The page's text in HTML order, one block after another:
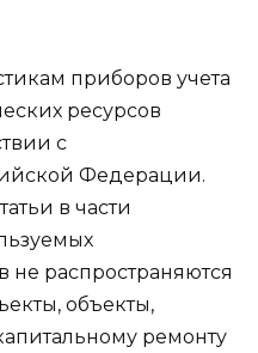
приборов учета
ресурсов
с
Федерации.
в части
не распространяются
объекты,
ремонту